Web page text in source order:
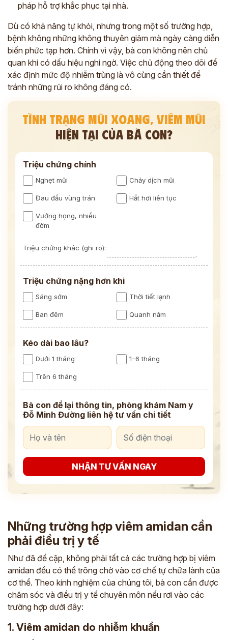
pháp hỗ trợ khắc phục tại nhà.
Dù có khả năng tự khỏi, nhưng trong một số trường hợp,
bệnh không những không thuyên giảm mà ngày càng diễn
biến phức tạp hơn. Chính vì vậy, bà con không nên chủ
quan khi có dấu hiệu nghi ngờ. Việc chủ động theo dõi để
xác định mức độ nhiễm trùng là vô cùng cần thiết để
tránh những rủi ro không đáng có.
TÌNH TRẠNG MŨI XOANG, VIÊM MŨI
HIỆN TẠI CỦA BÀ CON?
Triệu chứng chính
Nghẹt mũi Chảy dịch mũi
Đau đầu vùng trán Hắt hơi liên tục
Vướng họng, nhiều
đờm
Triệu chứng khác (ghi rõ):
Triệu chứng nặng hơn khi
Sáng sớm Thời tiết lạnh
Ban đêm Quanh năm
Kéo dài bao lâu?
Dưới 1 tháng 1–6 tháng
Trên 6 tháng
Bà con để lại thông tin, phòng khám Nam y
Đỗ Minh Đường liên hệ tư vấn chi tiết
NHẬN TƯ VẤN NGAY
Những trường hợp viêm amidan cần
phải điều trị y tế
Như đã đề cập, không phải tất cả các trường hợp bị viêm
amidan đều có thể trông chờ vào cơ chế tự chữa lành của
cơ thể. Theo kinh nghiệm của chúng tôi, bà con cần được
chăm sóc và điều trị y tế chuyên môn nếu rơi vào các
trường hợp dưới đây:
1. Viêm amidan do nhiễm khuẩn